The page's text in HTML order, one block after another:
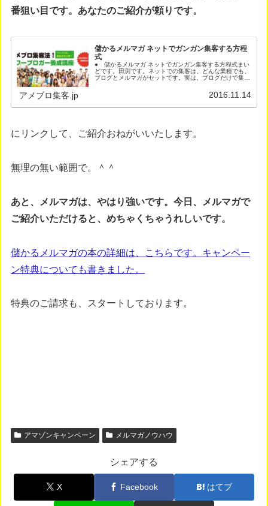
番狙い目です。あなたのご紹介が頼りです。
儲かるメルマガ ネットでガンガン集客する方程
式
● 儲かるメルマガ ネットでガンガン集客する方程式まい
どです。田渕です。ネットでの集客は、どんな業種でも、
ブログとメルマガがセットです。実は、ブログだけで集客
アメブロ集客.jp 2016.11.14
にリンクして、ご紹介おねがいいたします。
無理の無い範囲で。＾＾
あと、メルマガは、やはり強いです。今日、メルマガで
ご紹介いただけると、めちゃくちゃうれしいです。
儲かるメルマガの本の詳細は、こちらです。キャンペー
ン特典についても書きました。
特典のご請求も、スタートしております。
アマゾンキャンペーン メルマガノウハウ
シェアする
X Facebook はてブ